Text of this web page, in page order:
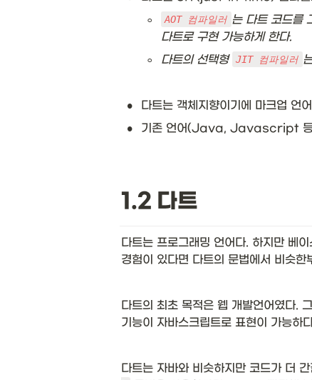
◦ AOT 컴파일러 는 다트 코드를
다트로 구현 가능하게 한다.
◦ 다트의 선택형 JIT 컴파일러
• 다트는 객체지향이기에 마크업 언
• 기존 언어(Java, Javascript 등)
1.2 다트
다트는 프로그래밍 언어다. 하지만 베
경험이 있다면 다트의 문법에서 비슷한
다트의 최초 목적은 웹 개발언어였다.
기능이 자바스크립트로 표현이 가능하
다트는 자바와 비슷하지만 코드가 더